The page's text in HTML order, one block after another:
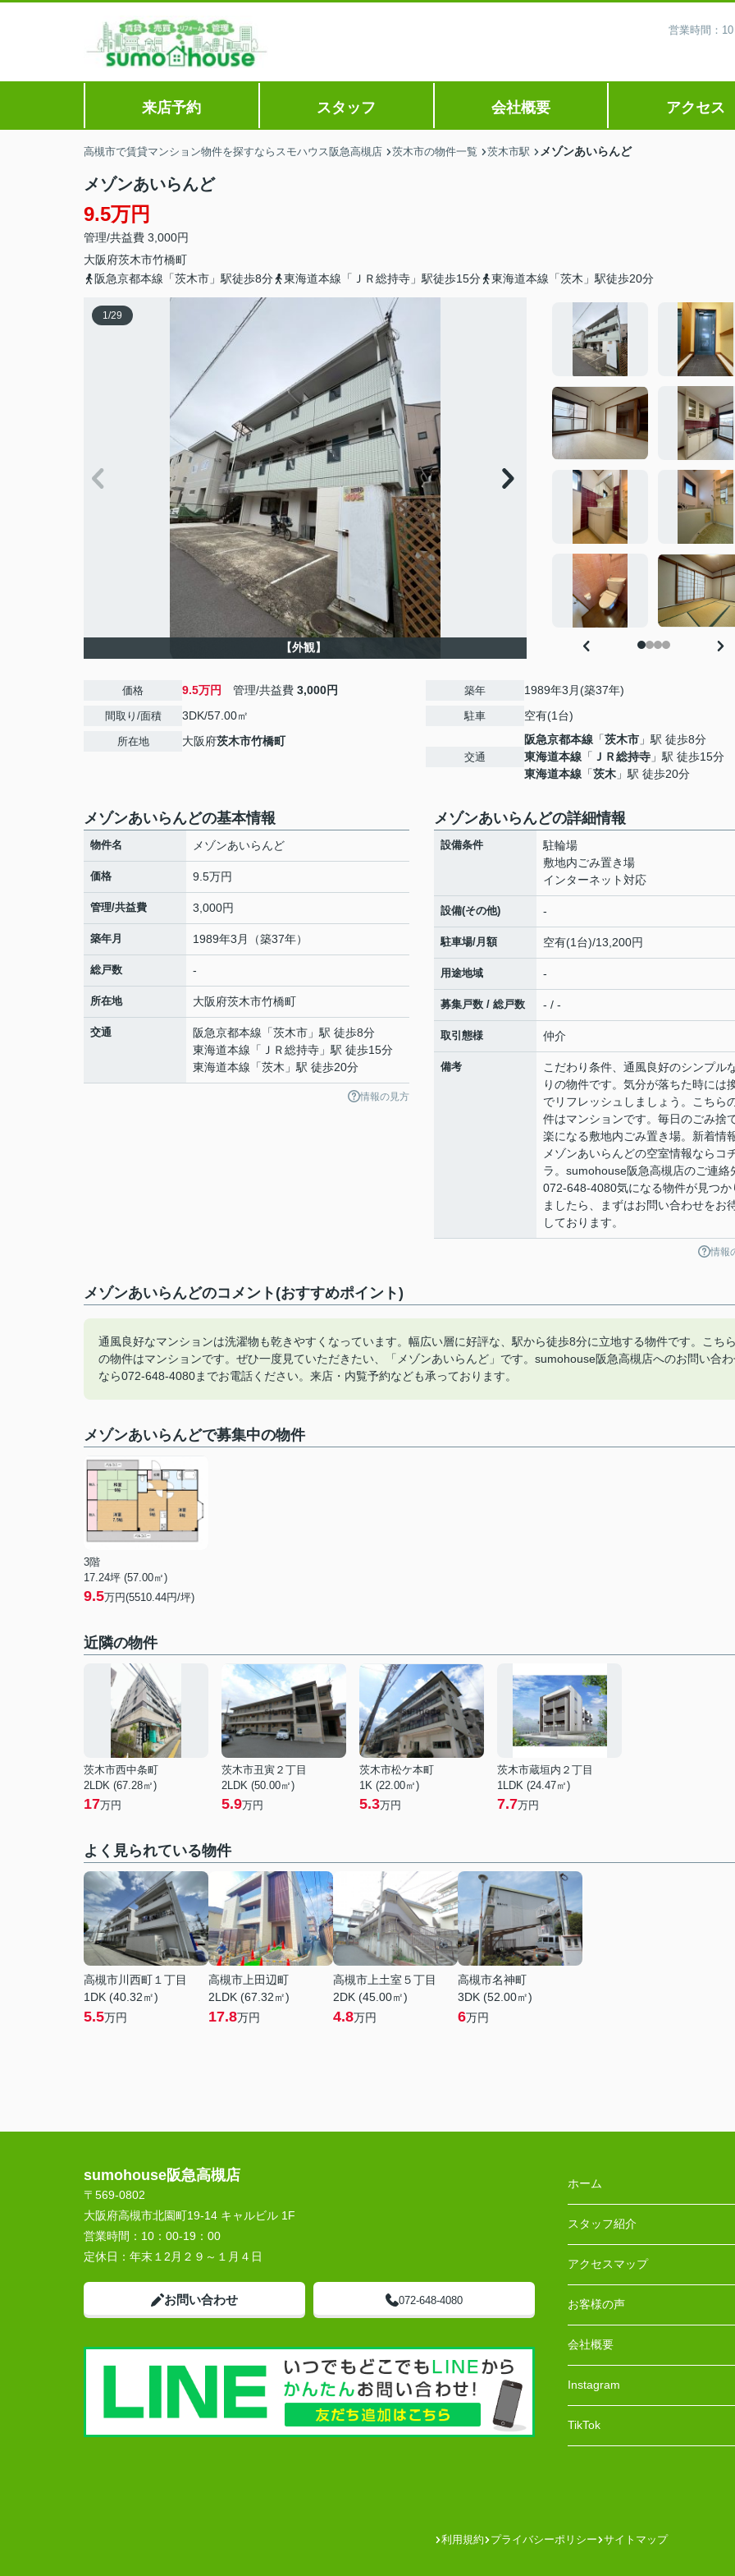
営業時間：
来店予約 スタッフ 会社概要 アクセス
高槻市で賃貸マンション物件を探すならスモハウス阪急高槻店 茨木市の物件一覧 茨木市駅 メゾンあいらんど
メゾンあいらんど
9.5万円
管理/共益費 3,000円
大阪府茨木市竹橋町
阪急京都本線「茨木市」駅徒歩8分
東海道本線「ＪＲ総持寺」駅徒歩15分 東海道本線「茨木」駅徒歩20分
1/29
【外観】
価格 9.5万円 管理/共益費 3,000円
間取り/面積 3DK/57.00㎡
所在地 大阪府茨木市竹橋町
築年 1989年3月(築37年)
駐車 空有(1台)
交通
阪急京都本線 「茨木市 」駅 徒歩8分
東海道本線 「 ＪＲ総持寺 」駅 徒歩15分
東海道本線 「茨木 」駅 徒歩20分
メゾンあいらんどの基本情報
物件名 メゾンあいらんど
価格 9.5万円
管理/共益費 3,000円
築年月 1989年3月（築37年）
総戸数 -
所在地 大阪府茨木市竹橋町
交通 阪急京都本線 「茨木市 」駅 徒歩8分
東海道本線 「 ＪＲ総持寺 」駅 徒歩15分
東海道本線 「茨木 」駅 徒歩20分
情報の見方
メゾンあいらんどの詳細情報
設備条件
駐輪場
敷地内ごみ置き場
インターネット対応
設備(その他) -
駐車場/月額 空有(1台)/13,200円
用途地域 -
募集戸数 / 総戸数 - / -
取引態様 仲介
備考
こだわり条件、通風良好のシンプル
りの物件です。気分が落ちた時には
でリフレッシュしましょう。こちら
件はマンションです。毎日のごみ捨
楽になる敷地内ごみ置き場。新着情
メゾンあいらんどの空室情報ならコ
ラ。sumohouse阪急高槻店のご連絡
072-648-4080気になる物件が見つか
ましたら、まずはお問い合わせをお
しております。
情報
メゾンあいらんどのコメント(おすすめポイント)
通風良好なマンションは洗濯物も乾きやすくなっています。幅広い層に好評な、駅から徒歩8分に立地する物件です。こちら
の物件はマンションです。ぜひ一度見ていただきたい、「メゾンあいらんど」です。sumohouse阪急高槻店へのお問い合
なら072-648-4080までお電話ください。来店・内覧予約なども承っております。
メゾンあいらんどで募集中の物件
3階
17.24坪 (57.00㎡)
9.5万円(5510.44円/坪)
近隣の物件
茨木市西中条町
2LDK (67.28㎡)
17万円
茨木市丑寅２丁目
2LDK (50.00㎡)
5.9万円
茨木市松ケ本町
1K (22.00㎡)
5.3万円
茨木市蔵垣内２丁目
1LDK (24.47㎡)
7.7万円
よく見られている物件
高槻市川西町１丁目
1DK (40.32㎡)
5.5万円
高槻市上田辺町
2LDK (67.32㎡)
17.8万円
高槻市上土室５丁目
2DK (45.00㎡)
4.8万円
高槻市名神町
3DK (52.00㎡)
6万円
sumohouse阪急高槻店
〒569-0802
大阪府高槻市北園町19-14 キャルビル 1F
営業時間： 10：00-19：00
定休日： 年末１2月２９～１月４日
お問い合わせ 072-648-4080
ホーム
スタッフ紹介
アクセスマップ
お客様の声
会社概要
Instagram
TikTok
利用規約 プライバシーポリシー サイトマップ